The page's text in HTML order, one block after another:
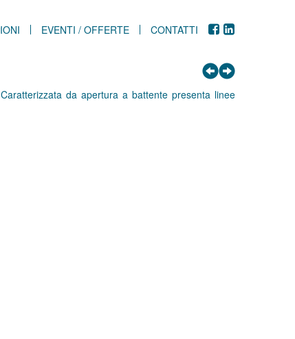
EVENTI / OFFERTE CONTATTI
da apertura a battente presenta linee